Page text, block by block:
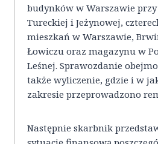
budynków w Warszawie przy
Tureckiej i Jeżynowej,
mieszkań w Warszawie,
Łowiczu oraz magazynu w
Leśnej. Sprawozdanie
także wyliczenie, gdzie i w
zakresie przeprowadzono
Następnie skarbnik